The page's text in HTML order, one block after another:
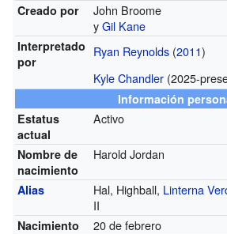
Creado por
John Broome
yGil Kane
Interpretado
por
Ryan Reynolds (2011)
Kyle Chandler (2025-
Información
Estatus
actual
Activo
Nombre de
nacimiento
Harold Jordan
Alias Hal, Highball, Linterna
II
Nacimiento 20 de febrero